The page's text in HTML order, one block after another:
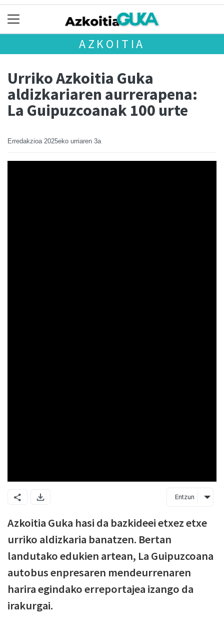
AZKOITIA
Urriko Azkoitia Guka
aldizkariaren aurrerapena:
La Guipuzcoanak 100 urte
Erredakzioa 2025eko urriaren 3a
Entzun
Azkoitia Guka hasi da bazkideei etxez etxe
urriko aldizkaria banatzen. Bertan
landutako edukien artean, La Guipuzcoana
autobus enpresaren mendeurrenaren
harira egindako erreportajea izango da
irakurgai.